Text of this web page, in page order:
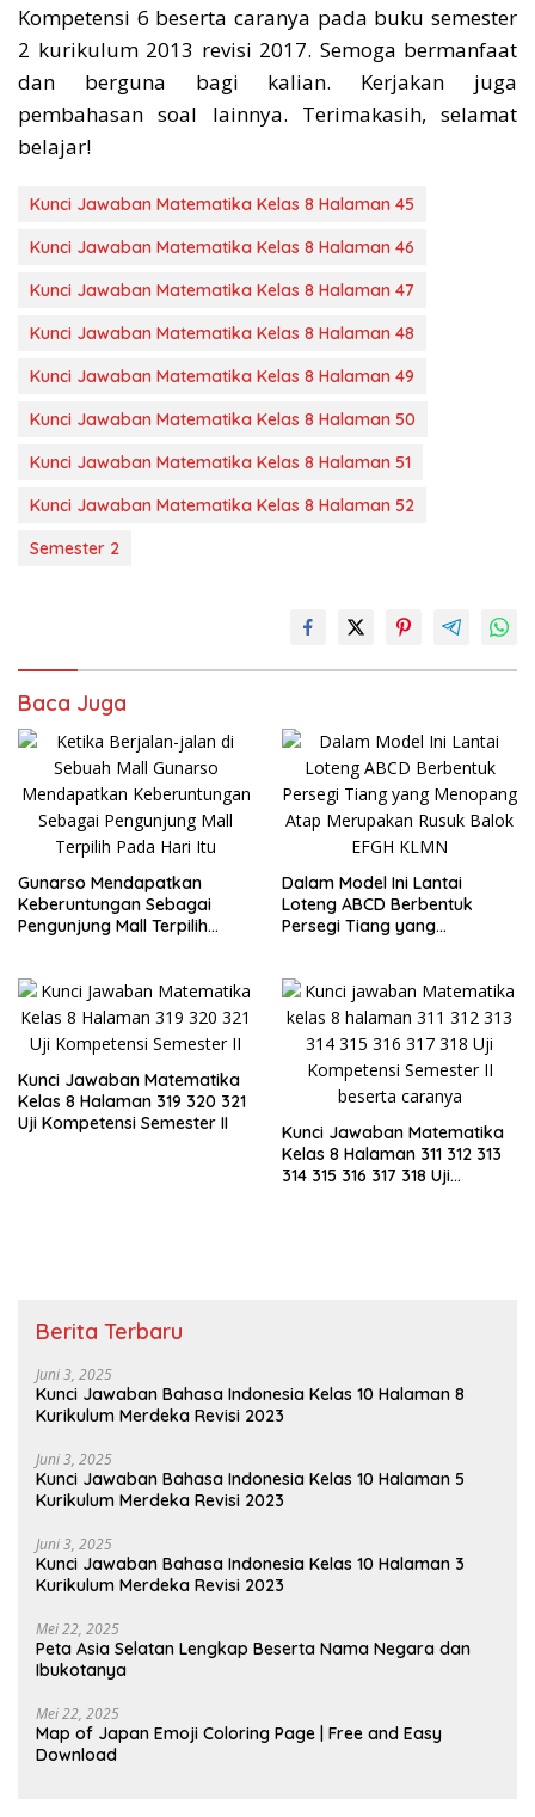
Kompetensi 6 beserta caranya pada buku semester
2 kurikulum 2013 revisi 2017. Semoga bermanfaat
dan berguna bagi kalian. Kerjakan juga
pembahasan soal lainnya. Terimakasih, selamat
belajar!
Kunci Jawaban Matematika Kelas 8 Halaman 45
Kunci Jawaban Matematika Kelas 8 Halaman 46
Kunci Jawaban Matematika Kelas 8 Halaman 47
Kunci Jawaban Matematika Kelas 8 Halaman 48
Kunci Jawaban Matematika Kelas 8 Halaman 49
Kunci Jawaban Matematika Kelas 8 Halaman 50
Kunci Jawaban Matematika Kelas 8 Halaman 51
Kunci Jawaban Matematika Kelas 8 Halaman 52
Semester 2
Baca Juga
Gunarso Mendapatkan
Keberuntungan Sebagai
Pengunjung Mall Terpilih
Dalam Model Ini Lantai
Loteng ABCD Berbentuk
Persegi Tiang yang
Kunci Jawaban Matematika
Kelas 8 Halaman 319 320 321
Uji Kompetensi Semester II
Kunci Jawaban Matematika
Kelas 8 Halaman 311 312 313
314 315 316 317 318 Uji
Berita Terbaru
Juni 3, 2025
Kunci Jawaban Bahasa Indonesia Kelas 10 Halaman 8
Kurikulum Merdeka Revisi 2023
Juni 3, 2025
Kunci Jawaban Bahasa Indonesia Kelas 10 Halaman 5
Kurikulum Merdeka Revisi 2023
Juni 3, 2025
Kunci Jawaban Bahasa Indonesia Kelas 10 Halaman 3
Kurikulum Merdeka Revisi 2023
Mei 22, 2025
Peta Asia Selatan Lengkap Beserta Nama Negara dan
Ibukotanya
Mei 22, 2025
Map of Japan Emoji Coloring Page | Free and Easy
Download